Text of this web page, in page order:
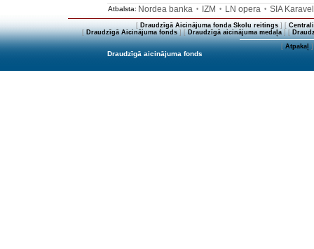
Atbalsta: Nordea banka • IZM • LN opera • SIA
[ Draudzīgā Aicinājuma fonda Skolu reitings] [
[Draudzīgā Aicinājuma fonds] [Draudzīgā aicinājuma medaļa] [
[Atpakaļ]
Draudzīgā aicinājuma fonds